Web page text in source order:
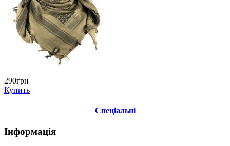
290грн
Купить
Спеціальні
Інформація